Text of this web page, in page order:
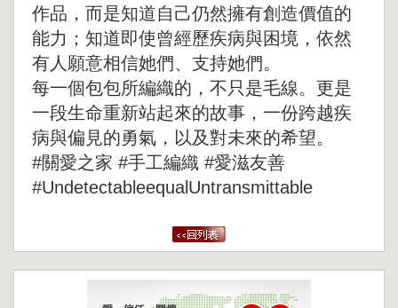
作品，而是知道自己仍然擁有創造價值的
能力；知道即使曾經歷疾病與困境，依然
有人願意相信她們、支持她們。
每一個包包所編織的，不只是毛線。更是
一段生命重新站起來的故事，一份跨越疾
病與偏見的勇氣，以及對未來的希望。
#關愛之家 #手工編織 #愛滋友善
#UndetectableequalUntransmittable